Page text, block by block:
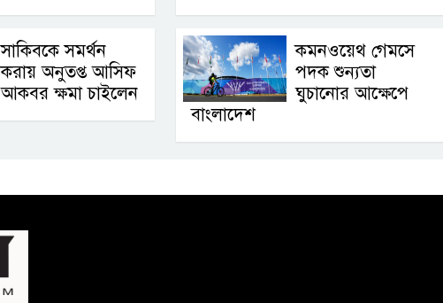
সাকিবকে সমর্থন
করায় অনুতপ্ত আসিফ
আকবর ক্ষমা চাইলেন
কমনওয়েথ গেমসে
পদক শুন্যতা
ঘুচানোর আক্ষেপে
বাংলাদেশ